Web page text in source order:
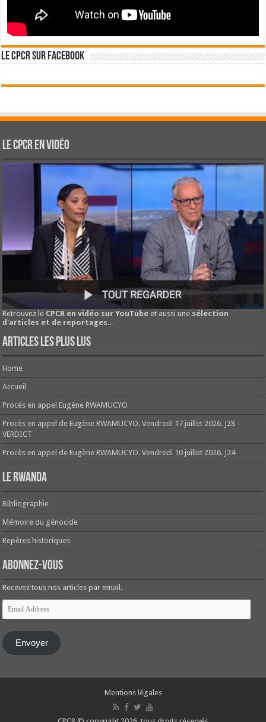
Le CPCR sur Facebook
Le CPCR en vidéo
Retrouvez le CPCR en vidéo sur YouTube et aussi une sélection
d'articles et de reportages...
Articles les plus lus
Home
Accueil
Procès en appel Eugène RWAMUCYO
Procès en appel de Eugène RWAMUCYO. Vendredi 17 juillet 2026. J28 -
VERDICT
Procès en appel de Eugène RWAMUCYO. Vendredi 10 juillet 2026. J24
Le Rwanda
Bibliographie
Mémoire du génocide
Repères historiques
Abonnez-vous
Recevez tous nos articles par email.
Email
Address
Envoyer
Mentions légales